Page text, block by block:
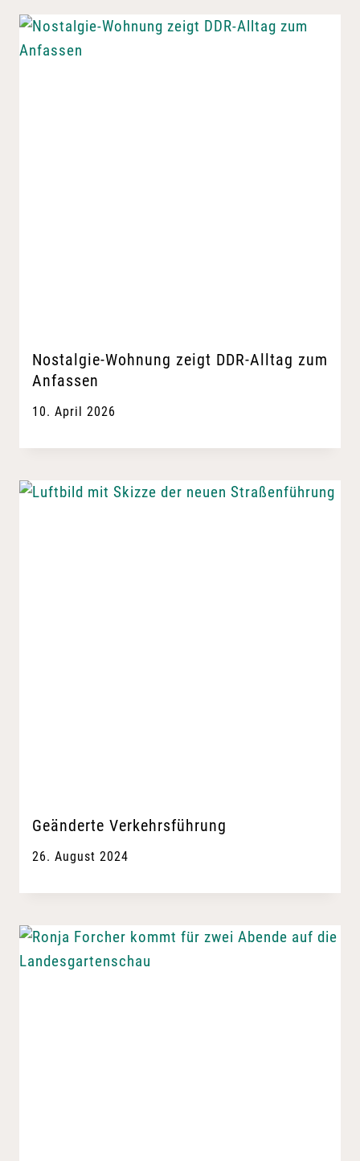
Nostalgie-Wohnung zeigt DDR-Alltag zum
Anfassen
10. April 2026
Geänderte Verkehrsführung
26. August 2024